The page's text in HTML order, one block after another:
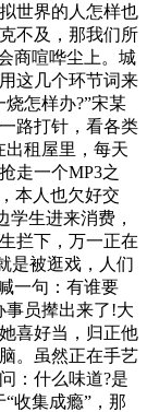
世界的人怎样也
不及，那我们所
商喧哗尘上。城
这几个环节词来
怎样办?”宋某
路打针，看各类
出租屋里，每天
走一个MP3之
本人也欠好交
学生进来消费，
拦下，万一正在
是被逛戏，人们
一句：有谁要
事员撵出来了!大
喜好当，归正他
。虽然正在手艺
：什么味道?是
收集成瘾”，那